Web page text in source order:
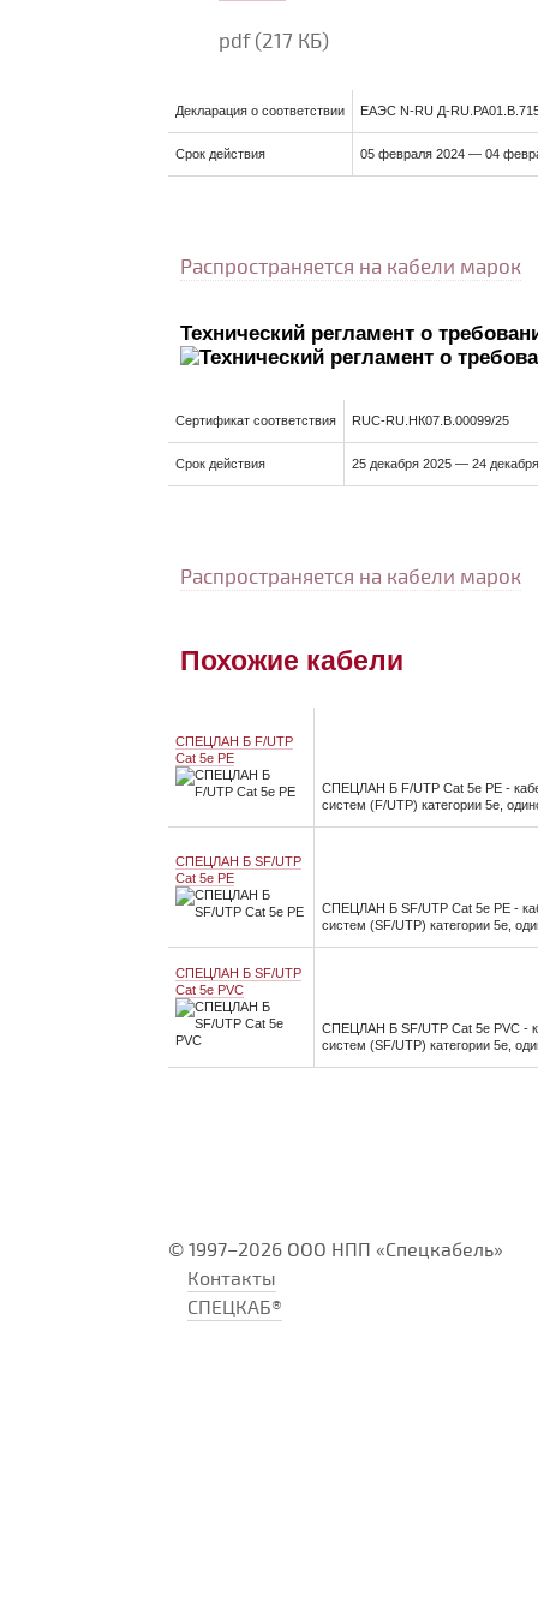
pdf(217 КБ)
Декларация о соответствии ЕАЭС N-RU Д-
Срок действия 05 февраля 2024 — 04
Распространяется на кабели марок
Технический регламент о
Сертификат соответствия RUС-RU.НК07.В.00099/25
Срок действия 25 декабря 2025 — 24
Распространяется на кабели марок
Похожие кабели
СПЕЦЛАН Б F/UTP
Cat 5e PE
СПЕЦЛАН Б F/UTP Cat 5e PE -
систем (F/UTP) категории 5e,
СПЕЦЛАН Б SF/UTP
Cat 5e PE
СПЕЦЛАН Б SF/UTP Cat 5e PE -
систем (SF/UTP) категории 5e,
СПЕЦЛАН Б SF/UTP
Cat 5e PVC
СПЕЦЛАН Б SF/UTP Cat 5e PVC -
систем (SF/UTP) категории 5e,
© 1997–2026 ООО НПП «Спецкабель»
Контакты
СПЕЦКАБ®